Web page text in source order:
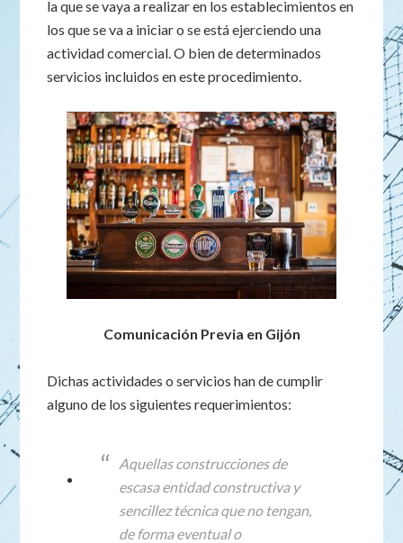
la que se vaya a realizar en los establecimientos en
los que se va a iniciar o se está ejerciendo una
actividad comercial. O bien de determinados
servicios incluidos en este procedimiento.
Comunicación Previa en Gijón
Dichas actividades o servicios han de cumplir
alguno de los siguientes requerimientos:
Aquellas construcciones de
escasa entidad constructiva y
sencillez técnica que no tengan,
de forma eventual o